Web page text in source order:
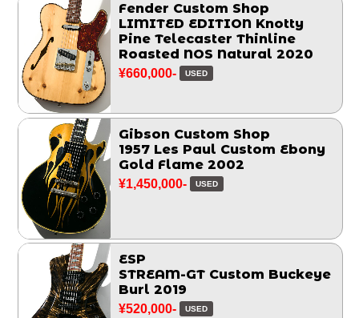
Fender Custom Shop
LIMITED EDITION Knotty
Pine Telecaster Thinline
Roasted NOS Natural 2020
¥660,000- USED
Gibson Custom Shop
1957 Les Paul Custom Ebony
Gold Flame 2002
¥1,450,000- USED
ESP
STREAM-GT Custom Buckeye
Burl 2019
¥520,000- USED